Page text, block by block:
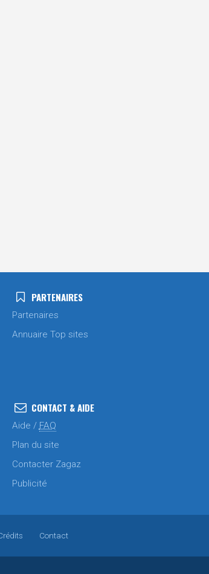
PARTENAIRES
Partenaires
Annuaire Top sites
CONTACT & AIDE
Aide / FAQ
Plan du site
Contacter Zagaz
Publicité
Contact